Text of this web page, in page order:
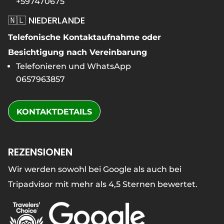
🇳🇱 NIEDERLANDE
Telefonische Kontaktaufnahme oder
Besichtigung nach Vereinbarung
Telefonieren und WhatsApp
0657963857
KONTAKTDETAILS
REZENSIONEN
Wir werden sowohl bei Google als auch bei
Tripadvisor mit mehr als 4,5 Sternen bewertet.